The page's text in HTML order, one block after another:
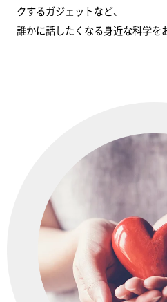
クするガジェットなど、
誰かに話したくなる身近な科学を